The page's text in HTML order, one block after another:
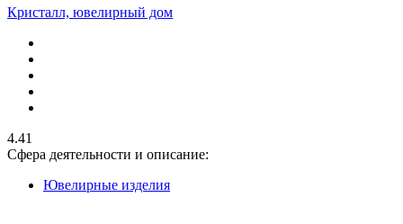
Кристалл, ювелирный дом
4.41
Сфера деятельности и описание:
Ювелирные изделия